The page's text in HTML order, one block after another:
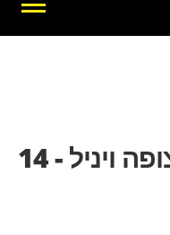
משקולת קטלבל מצופה ויניל - 14